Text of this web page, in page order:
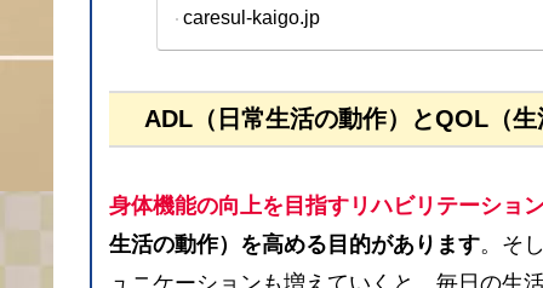
caresul-kaigo.jp
ADL（日常生活の動作）とQOL（生
身体機能の向上を目指すリハビリテーショ
生活の動作）を高める目的があります。そ